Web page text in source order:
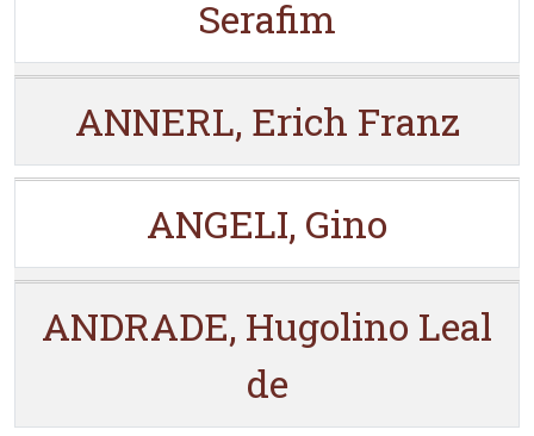
Serafim
ANNERL, Erich Franz
ANGELI, Gino
ANDRADE, Hugolino Leal
de